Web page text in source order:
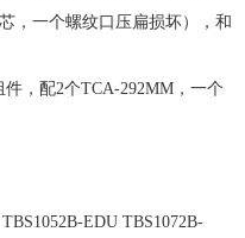
，一个螺纹口压扁损坏），和
件，配2个TCA-292MM，一个
EDU TBS1072B-